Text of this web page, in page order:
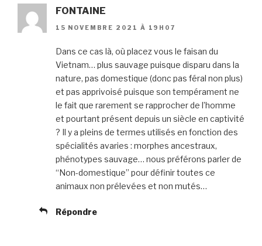
FONTAINE
15 NOVEMBRE 2021 À 19H07
Dans ce cas là, où placez vous le faisan du
Vietnam… plus sauvage puisque disparu dans la
nature, pas domestique (donc pas féral non plus)
et pas apprivoisé puisque son tempérament ne
le fait que rarement se rapprocher de l’homme
et pourtant présent depuis un siècle en captivité
? Il y a pleins de termes utilisés en fonction des
spécialités avaries : morphes ancestraux,
phénotypes sauvage… nous préférons parler de
“Non-domestique” pour définir toutes ce
animaux non prélevées et non mutés…
Répondre